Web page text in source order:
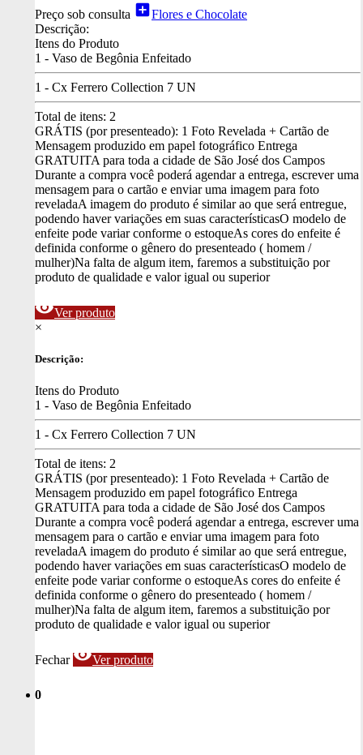
Preço sob consulta add_boxFlores e Chocolate
Descrição:
Itens do Produto
1 - Vaso de Begônia Enfeitado
1 - Cx Ferrero Collection 7 UN
Total de itens: 2
GRÁTIS (por presenteado): 1 Foto Revelada + Cartão de
Mensagem produzido em papel fotográfico Entrega
GRATUITA para toda a cidade de São José dos Campos
Durante a compra você poderá agendar a entrega, escrever uma
mensagem para o cartão e enviar uma imagem para foto
reveladaA imagem do produto é similar ao que será entregue,
podendo haver variações em suas característicasO modelo de
enfeite pode variar conforme o estoqueAs cores do enfeite é
definida conforme o gênero do presenteado ( homem /
mulher)Na falta de algum item, faremos a substituição por
produto de qualidade e valor igual ou superior
visibilityVer produto
×
Descrição:
Itens do Produto
1 - Vaso de Begônia Enfeitado
1 - Cx Ferrero Collection 7 UN
Total de itens: 2
GRÁTIS (por presenteado): 1 Foto Revelada + Cartão de
Mensagem produzido em papel fotográfico Entrega
GRATUITA para toda a cidade de São José dos Campos
Durante a compra você poderá agendar a entrega, escrever uma
mensagem para o cartão e enviar uma imagem para foto
reveladaA imagem do produto é similar ao que será entregue,
podendo haver variações em suas característicasO modelo de
enfeite pode variar conforme o estoqueAs cores do enfeite é
definida conforme o gênero do presenteado ( homem /
mulher)Na falta de algum item, faremos a substituição por
produto de qualidade e valor igual ou superior
Fechar visibilityVer produto
0